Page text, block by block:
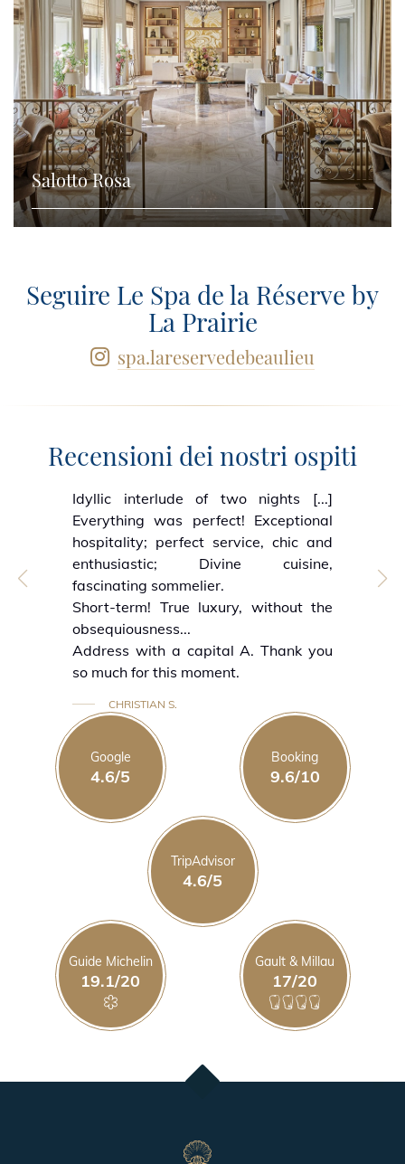
Salotto Rosa
Seguire Le Spa de la Réserve by
La Prairie
spa.lareservedebeaulieu
Recensioni dei nostri ospiti
Idyllic interlude of two nights [...]
Everything was perfect! Exceptional
hospitality; perfect service, chic and
enthusiastic; Divine cuisine,
fascinating sommelier.
Short-term! True luxury, without the
obsequiousness...
Address with a capital A. Thank you
so much for this moment.
CHRISTIAN S.
Google
4.6/5
Booking
9.6/10
TripAdvisor
4.6/5
Guide Michelin
19.1/20
Gault & Millau
17/20